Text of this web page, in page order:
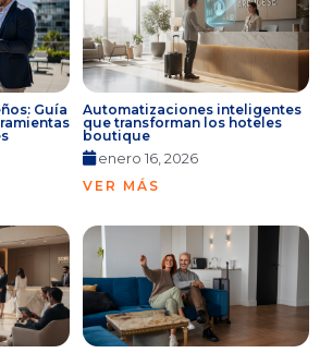
Guía
Automatizaciones inteligentes
que transforman los hoteles
boutique
enero 16, 2026
VER MÁS